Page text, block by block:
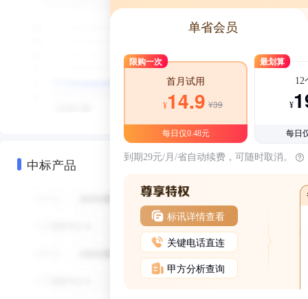
中标产品
单省会员
限购一次
首月试用
¥14.9 ¥39
每日仅0.48元
最划算
12
¥
每日
到期29元/月/省自动续费，可随时取消。
标讯详情查看
关键电话直连
甲方分析查询